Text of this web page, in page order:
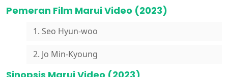
Pemeran Film Marui Video (2023)
1. Seo Hyun-woo
2. Jo Min-Kyoung